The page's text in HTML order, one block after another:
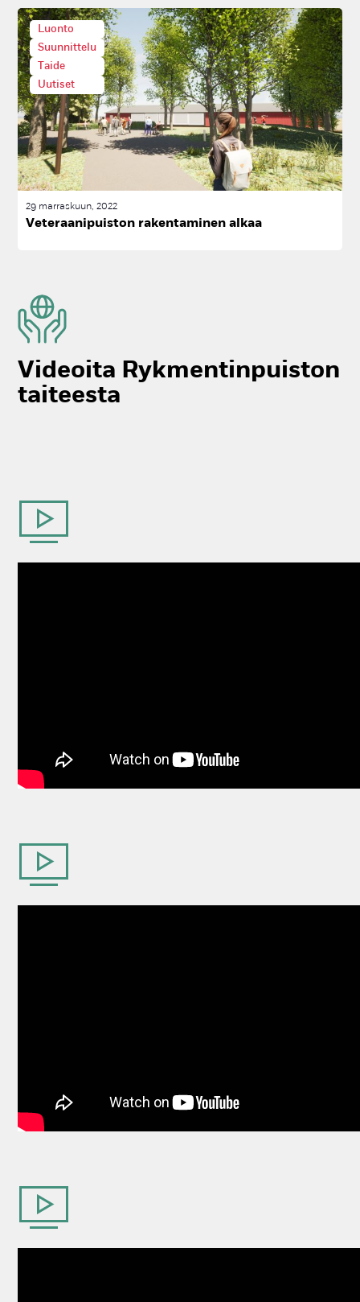
Luonto
Suunnittelu
Taide
Uutiset
29 marraskuun, 2022
Ve­te­raa­ni­puis­ton ra­ken­ta­mi­nen al­kaa
Vi­deoi­ta Ryk­men­tin­puis­ton
tai­tees­ta